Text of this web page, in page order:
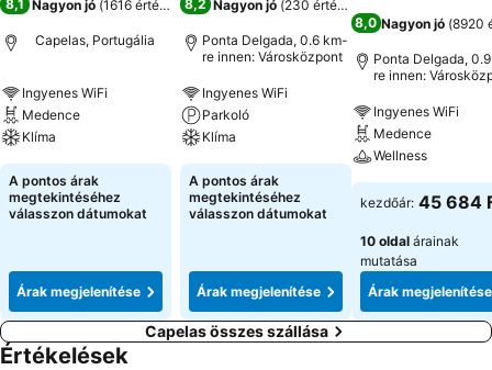
8,1 Nagyon jó (1616 értékelés)
Capelas, Portugália
Ingyenes WiFi
Medence
Klíma
A pontos árak
megtekintéséhez
válasszon dátumokat
Árak megjelenítése
8,2 Nagyon jó (230 értékelés
Ponta Delgada, 0.6 km-
re innen: Városközpont
Ingyenes WiFi
Parkoló
Klíma
A pontos árak
megtekintéséhez
válasszon dátumokat
Árak megjelenítése
8,0 Nagyon jó (8920
Ponta Delgada,
re innen:
Ingyenes WiFi
Medence
Wellness
kezdőár: 45 684
10 oldal árainak
mutatása
Árak megjelenítése
Capelas összes szállása
Értékelések